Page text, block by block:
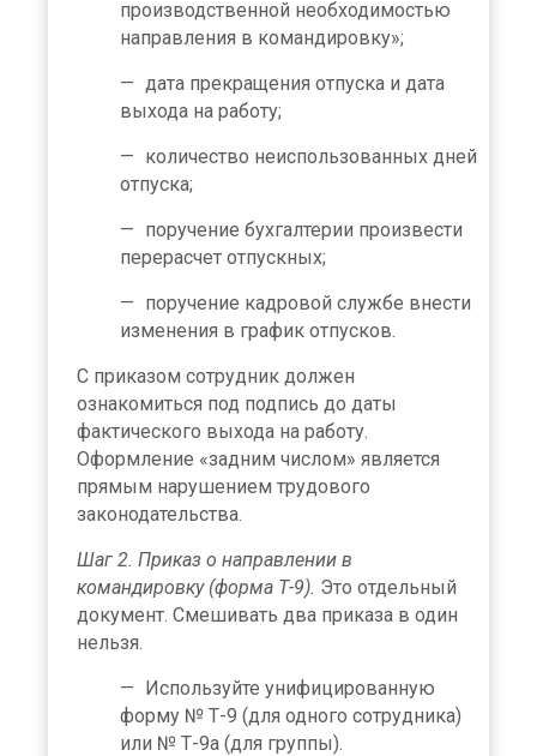
производственной необходимостью
направления в командировку»;
дата прекращения отпуска и дата
выхода на работу;
количество неиспользованных дней
отпуска;
поручение бухгалтерии произвести
перерасчет отпускных;
поручение кадровой службе внести
изменения в график отпусков.
С приказом сотрудник должен
ознакомиться под подпись до даты
фактического выхода на работу.
Оформление «задним числом» является
прямым нарушением трудового
законодательства.
Шаг 2. Приказ о направлении в
командировку (форма Т-9). Это отдельный
документ. Смешивать два приказа в один
нельзя.
Используйте унифицированную
форму № Т-9 (для одного сотрудника)
или № Т-9а (для группы).